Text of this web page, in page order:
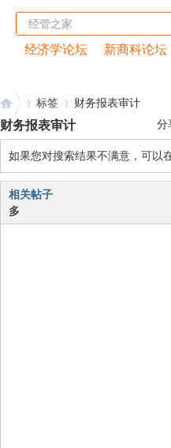
经济学论坛 新商科论坛
经 ›
标签
›
财务报表审计
财务报表审计 分
如果您对搜索结果不满意，可以
相关帖子
多